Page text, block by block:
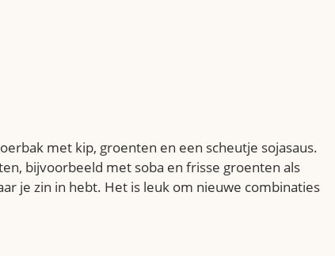
met kip, groenten en een scheutje sojasaus.
bijvoorbeeld met soba en frisse groenten als
je zin in hebt. Het is leuk om nieuwe combinaties